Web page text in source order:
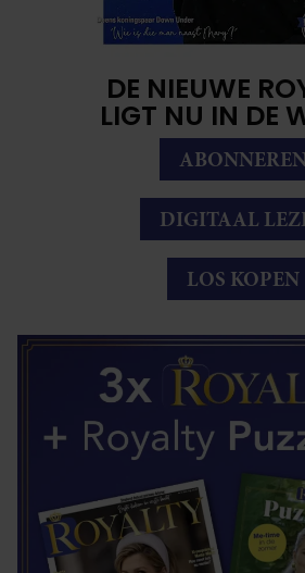
DE NIEUWE
LIGT NU IN DE
DIGITAAL
LOS KOPEN